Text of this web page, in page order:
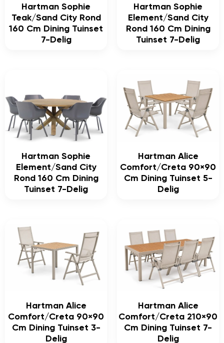
Hartman Sophie
Teak/Sand City Rond
160 Cm Dining Tuinset
7-Delig
Hartman Sophie
Element/Sand City
Rond 160 Cm Dining
Tuinset 7-Delig
Hartman Sophie
Element/Sand City
Rond 160 Cm Dining
Tuinset 7-Delig
Hartman Alice
Comfort/Creta 90×90
Cm Dining Tuinset 5-
Delig
Hartman Alice
Comfort/Creta 90×90
Cm Dining Tuinset 3-
Delig
Hartman Alice
Comfort/Creta 210×90
Cm Dining Tuinset 7-
Delig